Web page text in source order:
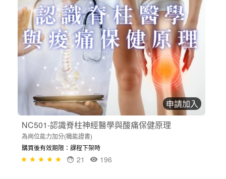
申請加入
NC501-認識脊柱神經醫學與酸痛保健原理
為崗位能力加分(職能證書)
購買後有效期限：課程下架時
196
21